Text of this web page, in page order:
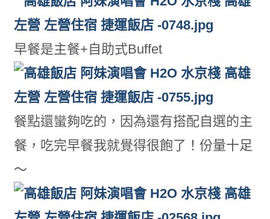
早餐是主餐+自助式Buffet
餐點還蠻夠吃的，因為還有搭配自選的主
餐，吃完早餐我就覺得很飽了！份量十足
～